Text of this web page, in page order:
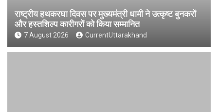
राष्ट्रीय हथकरघा दिवस पर मुख्यमंत्री धामी ने उत्कृष्ट बुनकरों
और हस्तशिल्प कारीगरों को किया सम्मानित
7 August 2026 CurrentUttarakhand